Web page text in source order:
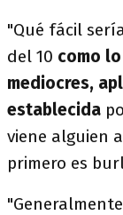
"Qué fácil
del 10 como
mediocres,
establecida
viene alguien
primero es